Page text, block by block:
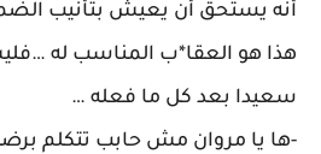
أنه يستحق أن يعيش بتأنيب
هذا هو العقا*ب المناسب له
سعيدا بعد كل ما فعله …
-ها يا مروان مش حابب تتكلم